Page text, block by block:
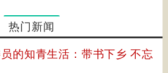
热门新闻
的知青生活：带书下乡 不忘